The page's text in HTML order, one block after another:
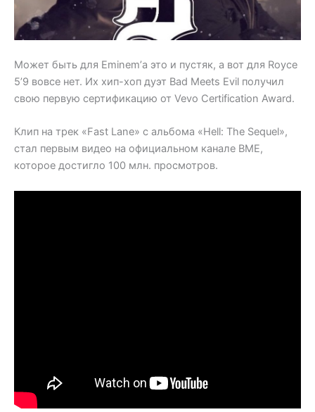
Может быть для Eminem’а это и пустяк, а вот для Royce
5’9 вовсе нет. Их хип-хоп дуэт Bad Meets Evil получил
свою первую сертификацию от Vevo Certification Award.
Клип на трек «Fast Lane» с альбома «Hell: The Sequel»,
стал первым видео на официальном канале BME,
которое достигло 100 млн. просмотров.